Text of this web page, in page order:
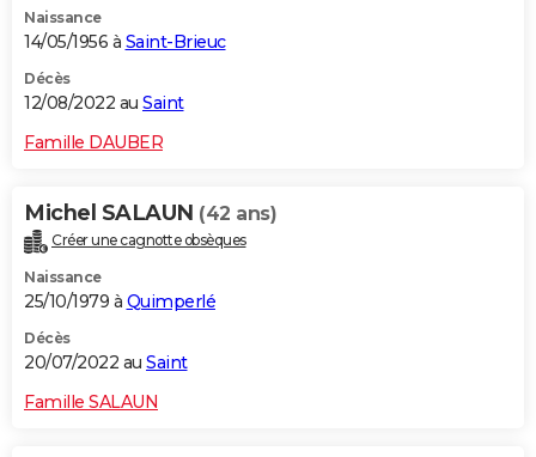
Naissance
14/05/1956 à Saint-Brieuc
Décès
12/08/2022 au Saint
Famille DAUBER
Michel SALAUN (42 ans)
Créer une cagnotte obsèques
Naissance
25/10/1979 à Quimperlé
Décès
20/07/2022 au Saint
Famille SALAUN